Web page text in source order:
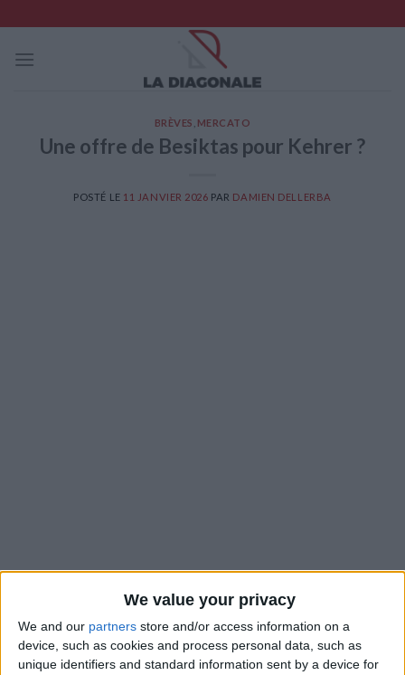
We value your privacy
We and our partners store and/or access information on a
device, such as cookies and process personal data, such as
unique identifiers and standard information sent by a device for
to
content
BRÈVES MERCATO
Une offre de Besiktas pour Kehrer ?
POSTÉ LE 11 JANVIER 2026 PAR DAMIEN DELLERBA
Arrivé en janvier 2023, Thilo Kehrer pourrait-il quitter l’AS